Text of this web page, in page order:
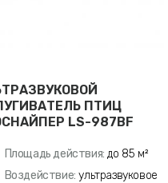
ПТИЦ
LS-987BF
Площадь действия: до 85 м²
Воздействие: ультразвуковое